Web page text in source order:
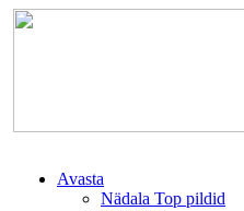
Avasta
Nädala Top pildid